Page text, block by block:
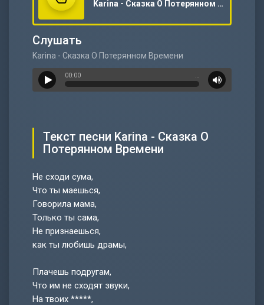
Karina - Сказка О Потерянном Времени
Слушать
Karina - Сказка О Потерянном Времени
00:00 …
Текст песни Karina - Сказка О
Потерянном Времени
Не сходи сума,
Что ты маешься,
Говорила мама,
Только ты сама,
Не признаешься,
как ты любишь драмы,
Плачешь подругам,
Что им не сходят звуки,
На твоих *****,